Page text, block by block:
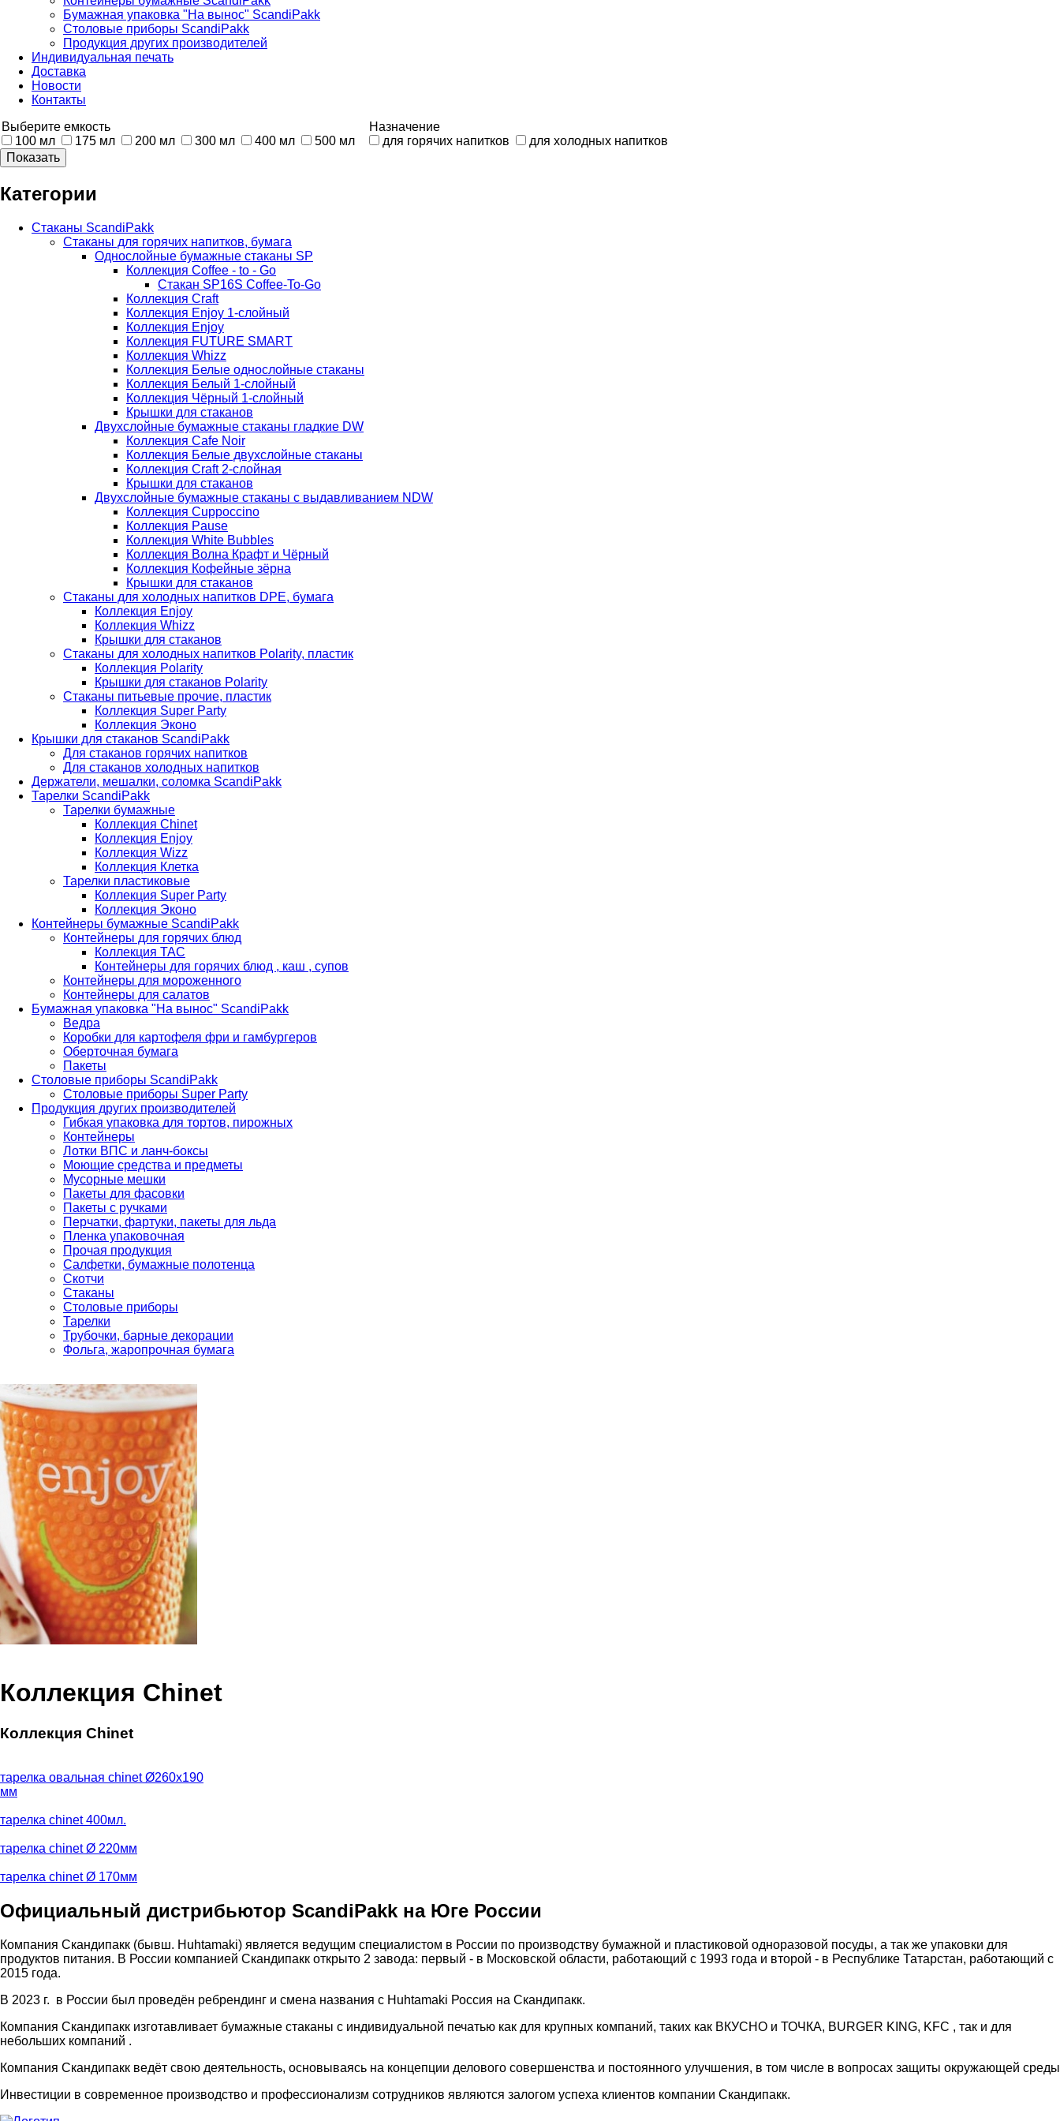
Бумажная упаковка "На вынос" ScandiPakk
Столовые приборы ScandiPakk
Продукция других производителей
Индивидуальная печать
Доставка
Новости
Контакты
Выберите емкость
100 мл
175 мл 200 мл 300 мл 400 мл 500 мл
Назначение
для горячих напитков
для холодных напитков
Категории
Стаканы ScandiPakk
Стаканы для горячих напитков, бумага
Однослойные бумажные стаканы SP
Коллекция Coffee - to - Go
Стакан SP16S Coffee-To-Go
Коллекция Craft
Коллекция Enjoy 1-слойный
Коллекция Enjoy
Коллекция FUTURE SMART
Коллекция Whizz
Коллекция Белые однослойные стаканы
Коллекция Белый 1-слойный
Коллекция Чёрный 1-слойный
Крышки для стаканов
Двухслойные бумажные стаканы гладкие DW
Коллекция Cafe Noir
Коллекция Белые двухслойные стаканы
Коллекция Сraft 2-слойная
Крышки для стаканов
Двухслойные бумажные стаканы с выдавливанием NDW
Коллекция Cuppoccino
Коллекция Pause
Коллекция White Bubbles
Коллекция Волна Крафт и Чёрный
Коллекция Кофейные зёрна
Крышки для стаканов
Стаканы для холодных напитков DPE, бумага
Коллекция Enjoy
Коллекция Whizz
Крышки для стаканов
Стаканы для холодных напитков Polarity, пластик
Коллекция Polarity
Крышки для стаканов Polarity
Стаканы питьевые прочие, пластик
Коллекция Super Party
Коллекция Эконо
Крышки для стаканов ScandiPakk
Для стаканов горячих напитков
Для стаканов холодных напитков
Держатели, мешалки, соломка ScandiPakk
Тарелки ScandiPakk
Тарелки бумажные
Коллекция Chinet
Коллекция Enjoy
Коллекция Wizz
Коллекция Клетка
Тарелки пластиковые
Коллекция Super Party
Коллекция Эконо
Контейнеры бумажные ScandiPakk
Контейнеры для горячих блюд
Коллекция TAC
Контейнеры для горячих блюд , каш , супов
Контейнеры для мороженного
Контейнеры для салатов
Бумажная упаковка "На вынос" ScandiPakk
Ведра
Коробки для картофеля фри и гамбургеров
Оберточная бумага
Пакеты
Столовые приборы ScandiPakk
Столовые приборы Super Party
Продукция других производителей
Гибкая упаковка для тортов, пирожных
Контейнеры
Лотки ВПС и ланч-боксы
Моющие средства и предметы
Мусорные мешки
Пакеты для фасовки
Пакеты с ручками
Перчатки, фартуки, пакеты для льда
Пленка упаковочная
Прочая продукция
Салфетки, бумажные полотенца
Скотчи
Стаканы
Столовые приборы
Тарелки
Трубочки, барные декорации
Фольга, жаропрочная бумага
Коллекция Chinet
Коллекция Chinet
тарелка овальная chinet Ø260х190
мм
тарелка chinet 400мл.
тарелка chinet Ø 220мм
тарелка chinet Ø 170мм
Официальный дистрибьютор ScandiPakk на Юге России
Компания Скандипакк (бывш. Huhtamaki) является ведущим специалистом в России по производству бумажной и пластиковой одноразовой посуды, а так же упаковки для
продуктов питания. В России компанией Скандипакк открыто 2 завода: первый - в Московской области, работающий с 1993 года и второй - в Республике Татарстан, работающий с
2015 года.
В 2023 г. в России был проведён ребрендинг и смена названия с Huhtamaki Россия на Скандипакк.
Компания Скандипакк изготавливает бумажные стаканы с индивидуальной печатью как для крупных компаний, таких как ВКУСНО и ТОЧКА, BURGER KING, KFC , так и для
небольших компаний .
Компания Скандипакк ведёт свою деятельность, основываясь на концепции делового совершенства и постоянного улучшения, в том числе в вопросах защиты окружающей среды
Инвестиции в современное производство и профессионализм сотрудников являются залогом успеха клиентов компании Скандипакк.